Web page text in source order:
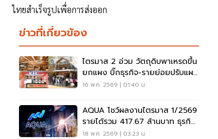
ไทยสำเร็จรูปเพื่อการส่งออก
ข่าวที่เกี่ยวข้อง
ไตรมาส 2 อ่วม วัตถุดิบพาเหรดขึ้น
ยกแผง บิ๊กธุรกิจ-รายย่อยปรับแผน
รับมือ
16 พ.ค. 2569 | 01:40 น.
AQUA โชว์ผลงานไตรมาส 1/2569
รายได้รวม 417.67 ล้านบาท ธุรกิจ
อาหารขึ้นแท่นรายได้หลัก ดัน
18 พ.ค. 2569 | 03:23 น.